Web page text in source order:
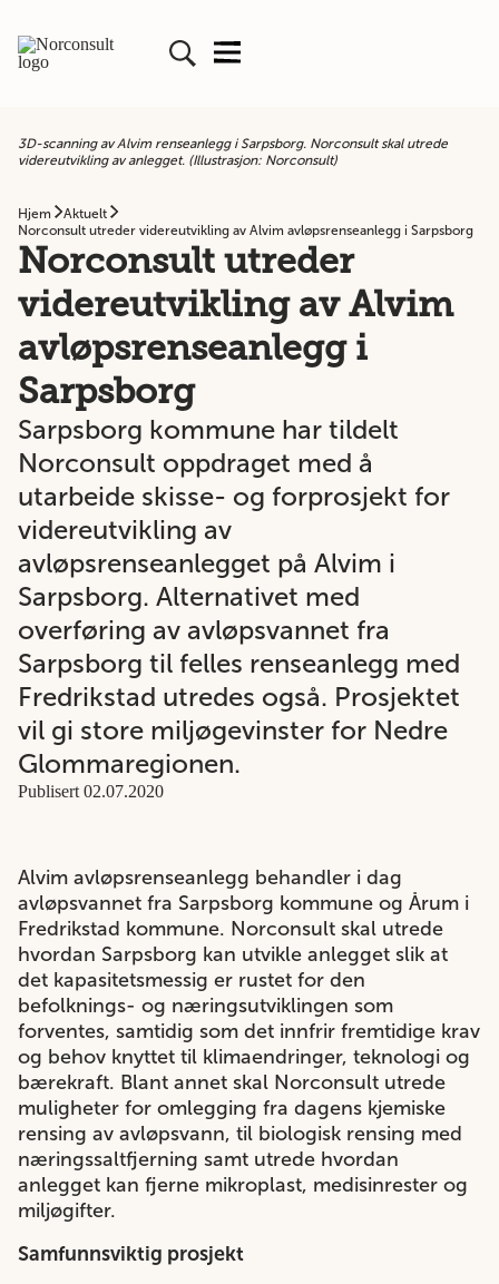
3D-scanning av Alvim renseanlegg i Sarpsborg. Norconsult skal utrede
videreutvikling av anlegget. (Illustrasjon: Norconsult)
Hjem
Aktuelt
Norconsult utreder videreutvikling av Alvim avløpsrenseanlegg i Sarpsborg
Norconsult utreder
videreutvikling av Alvim
avløpsrenseanlegg i
Sarpsborg
Sarpsborg kommune har tildelt
Norconsult oppdraget med å
utarbeide skisse- og forprosjekt for
videreutvikling av
avløpsrenseanlegget på Alvim i
Sarpsborg. Alternativet med
overføring av avløpsvannet fra
Sarpsborg til felles renseanlegg med
Fredrikstad utredes også. Prosjektet
vil gi store miljøgevinster for Nedre
Glommaregionen.
Publisert 02.07.2020
Alvim avløpsrenseanlegg behandler i dag
avløpsvannet fra Sarpsborg kommune og Årum i
Fredrikstad kommune. Norconsult skal utrede
hvordan Sarpsborg kan utvikle anlegget slik at
det kapasitetsmessig er rustet for den
befolknings- og næringsutviklingen som
forventes, samtidig som det innfrir fremtidige krav
og behov knyttet til klimaendringer, teknologi og
bærekraft. Blant annet skal Norconsult utrede
muligheter for omlegging fra dagens kjemiske
rensing av avløpsvann, til biologisk rensing med
næringssaltfjerning samt utrede hvordan
anlegget kan fjerne mikroplast, medisinrester og
miljøgifter.
Samfunnsviktig prosjekt